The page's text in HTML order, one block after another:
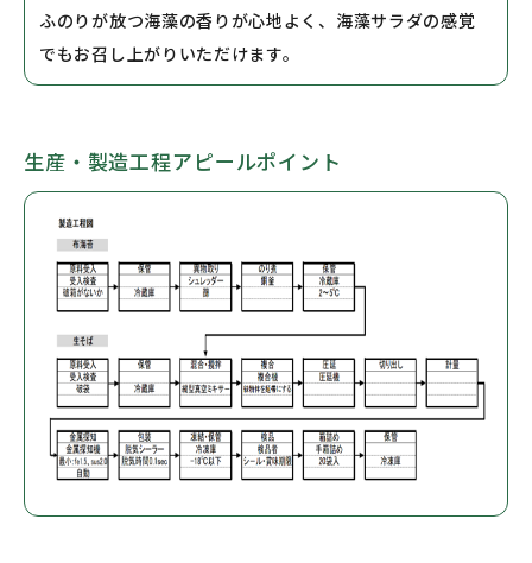
ふのりが放つ海藻の香りが心地よく、海藻サラダの感覚
でもお召し上がりいただけます。
生産・製造工程アピールポイント